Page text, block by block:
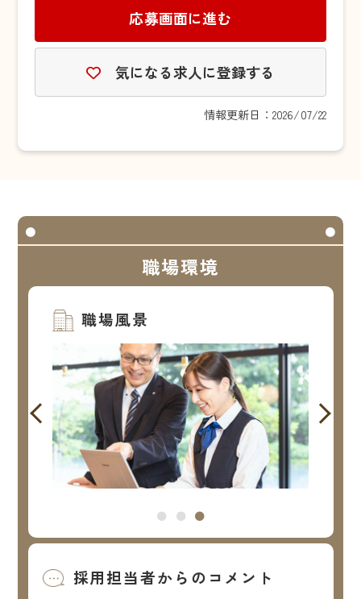
応募画面に進む
気になる求人に登録する
情報更新日：2026/07/22
職場環境
職場風景
採用担当者からのコメント